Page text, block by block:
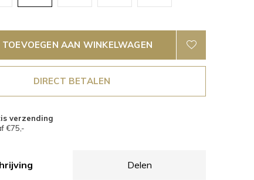
TOEVOEGEN AAN WINKELWAGEN
DIRECT BETALEN
verzending
€75,-
Delen